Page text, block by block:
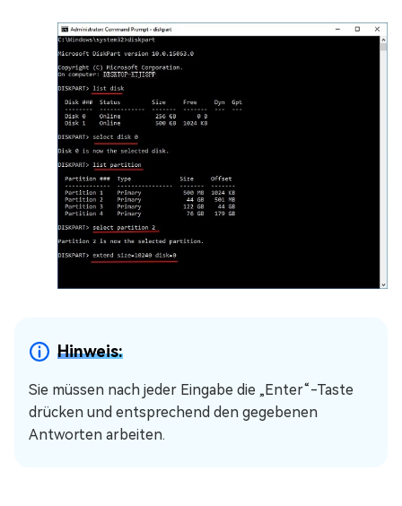
Hinweis:
Sie müssen nach jeder Eingabe die „Enter“-Taste
drücken und entsprechend den gegebenen
Antworten arbeiten.